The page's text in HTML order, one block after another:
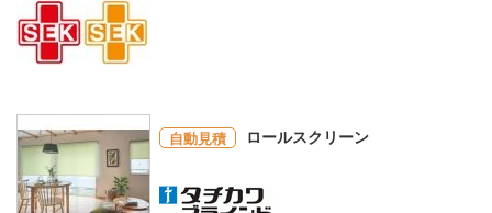
自動見積 ロールスクリーン